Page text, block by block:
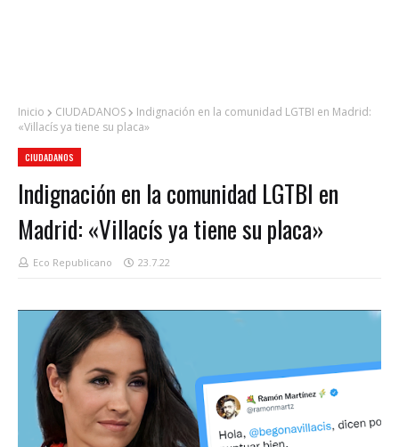
Inicio CIUDADANOS
Indignación en la comunidad LGTBI en Madrid:
«Villacís ya tiene su placa»
CIUDADANOS
Indignación en la comunidad LGTBI en
Madrid: «Villacís ya tiene su placa»
Eco Republicano 23.7.22